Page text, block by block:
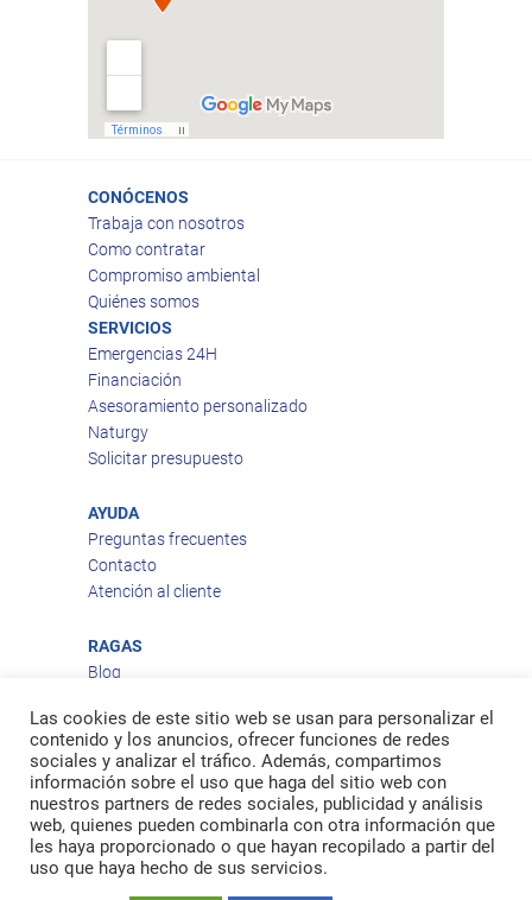
CONÓCENOS
Trabaja con nosotros
Como contratar
Compromiso ambiental
Quiénes somos
SERVICIOS
Emergencias 24H
Financiación
Asesoramiento personalizado
Naturgy
Solicitar presupuesto
AYUDA
Preguntas frecuentes
Contacto
Atención al cliente
RAGAS
Blog
Política de privacidad
Política de cookies
Política de envío
Política de devoluciones
Las cookies de este sitio web se usan para personalizar el
contenido y los anuncios, ofrecer funciones de redes
sociales y analizar el tráfico. Además, compartimos
información sobre el uso que haga del sitio web con
nuestros partners de redes sociales, publicidad y análisis
web, quienes pueden combinarla con otra información que
les haya proporcionado o que hayan recopilado a partir del
uso que haya hecho de sus servicios.